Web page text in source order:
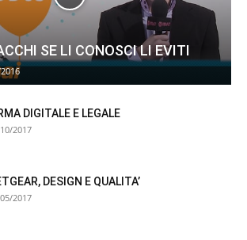
SE LI CONOSCI LI EVITI
DIGITALE E LEGALE
2017
DESIGN E QUALITA’
2017